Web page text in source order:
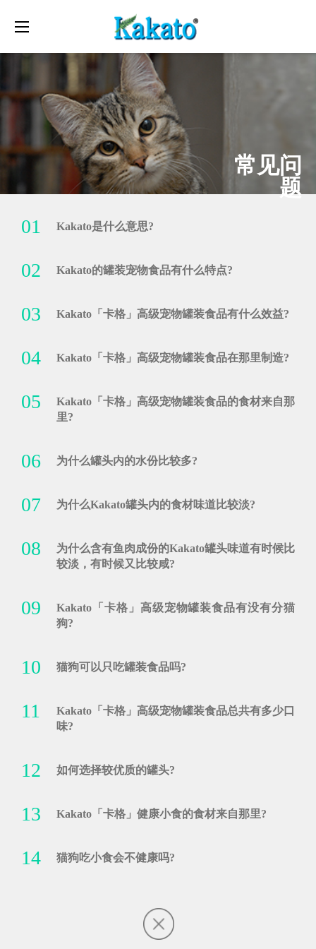
Toggle
常见问
题
01 Kakato是什么意思?
02 Kakato的罐装宠物食品有什么特点?
03 Kakato「卡格」高级宠物罐装食品有什么效益?
04 Kakato「卡格」高级宠物罐装食品在那里制造?
05
Kakato「卡格」高级宠物罐装食品的食材来自那
里?
06 为什么罐头内的水份比较多?
07 为什么Kakato罐头内的食材味道比较淡?
08
为什么含有鱼肉成份的Kakato罐头味道有时候比
较淡，有时候又比较咸?
09
Kakato「卡格」高级宠物罐装食品有没有分猫
狗?
10 猫狗可以只吃罐装食品吗?
11
Kakato「卡格」高级宠物罐装食品总共有多少口
味?
12 如何选择较优质的罐头?
13 Kakato「卡格」健康小食的食材来自那里?
14 猫狗吃小食会不健康吗?